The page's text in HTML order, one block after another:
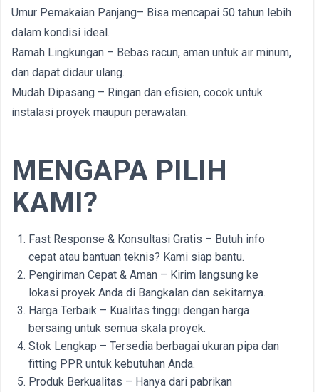
Umur Pemakaian Panjang– Bisa mencapai 50 tahun lebih
dalam kondisi ideal.
Ramah Lingkungan – Bebas racun, aman untuk air minum,
dan dapat didaur ulang.
Mudah Dipasang – Ringan dan efisien, cocok untuk
instalasi proyek maupun perawatan.
MENGAPA PILIH
KAMI?
Fast Response & Konsultasi Gratis – Butuh info
cepat atau bantuan teknis? Kami siap bantu.
Pengiriman Cepat & Aman – Kirim langsung ke
lokasi proyek Anda di Bangkalan dan sekitarnya.
Harga Terbaik – Kualitas tinggi dengan harga
bersaing untuk semua skala proyek.
Stok Lengkap – Tersedia berbagai ukuran pipa dan
fitting PPR untuk kebutuhan Anda.
Produk Berkualitas – Hanya dari pabrikan